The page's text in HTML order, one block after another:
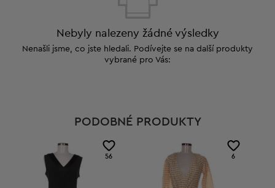
Nebyly nalezeny žádné výsledky
Nenašli jsme, co jste hledali. Podívejte se na další produkty
vybrané pro Vás:
PODOBNÉ PRODUKTY
56 6